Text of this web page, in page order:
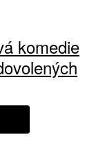
komedie